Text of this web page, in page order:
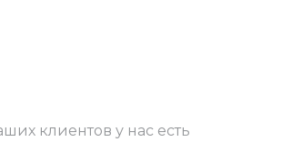
клиентов у нас есть